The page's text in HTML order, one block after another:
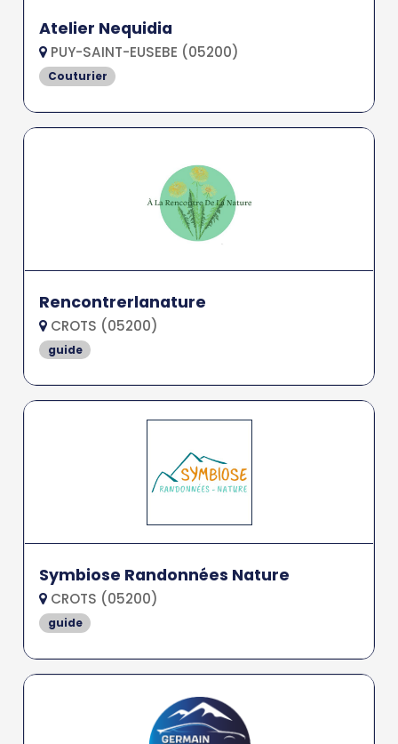
Atelier Nequidia
PUY-SAINT-EUSEBE (05200)
Couturier
Rencontrerlanature
CROTS (05200)
guide
Symbiose Randonnées Nature
CROTS (05200)
guide